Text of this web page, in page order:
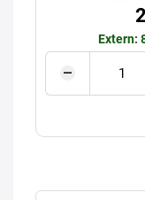
Extern: